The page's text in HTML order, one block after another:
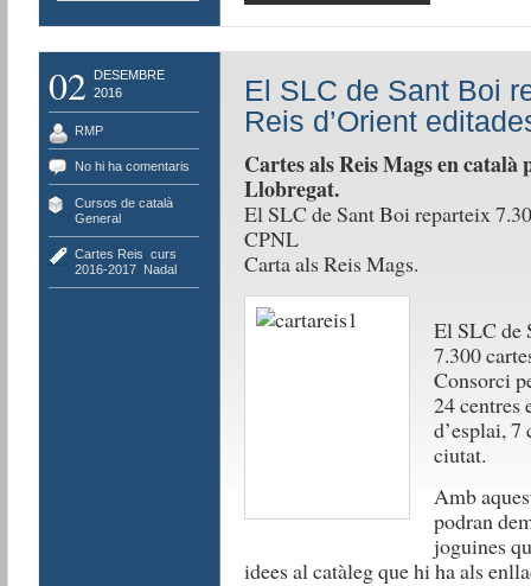
02
DESEMBRE
2016
RMP
No hi ha comentaris
Cursos de català,
General
Cartes Reis curs
2016-2017, Nadal
El SLC de Sant Boi
Reis d’Orient
Cartes als Reis Mags en català
Llobregat.
El SLC de Sant Boi reparteix
CPNL
Carta als Reis Mags.
El SLC de
7.300
Consorci
24 centres
d’esplai,
ciutat.
Amb
podran
joguines
idees al catàleg que hi ha als